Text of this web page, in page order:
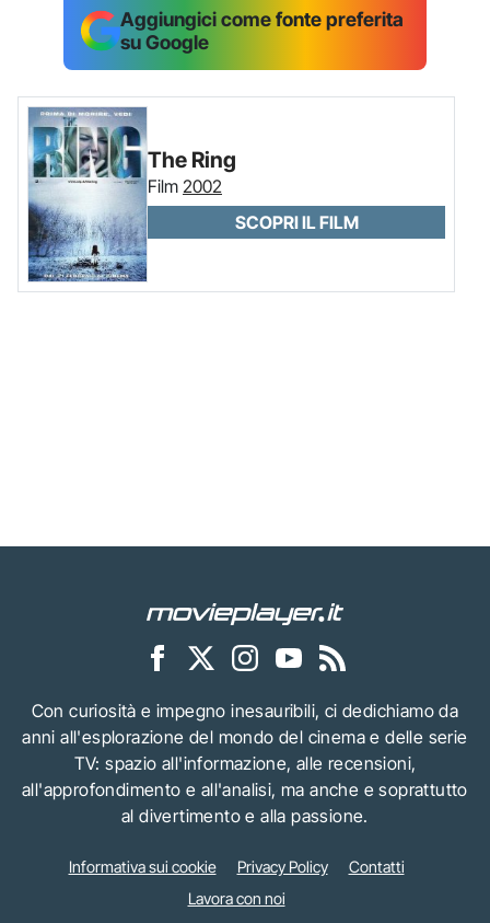
Aggiungici come fonte preferita
su Google
The Ring
Film 2002
SCOPRI IL FILM
Con curiosità e impegno inesauribili, ci dedichiamo da
anni all'esplorazione del mondo del cinema e delle serie
TV: spazio all'informazione, alle recensioni,
all'approfondimento e all'analisi, ma anche e soprattutto
al divertimento e alla passione.
Informativa sui cookie Privacy Policy
Contatti
Lavora con noi